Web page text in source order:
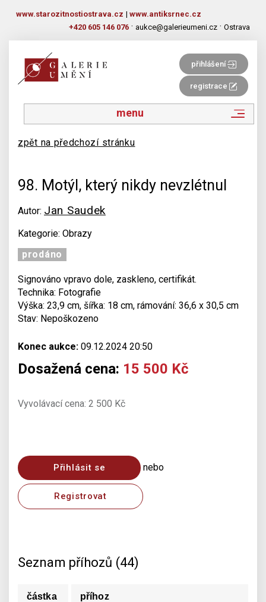
www.starozitnostiostrava.cz | www.antiksrnec.cz
+420 605 146 076 · aukce@galerieumeni.cz · Ostrava
přihlášení
registrace
menu
zpět na předchozí stránku
98. Motýl, který nikdy nevzlétnul
Autor: Jan Saudek
Kategorie: Obrazy
prodáno
Signováno vpravo dole, zaskleno, certifikát.
Technika: Fotografie
Výška: 23,9 cm, šířka: 18 cm, rámování: 36,6 x 30,5 cm
Stav: Nepoškozeno
Konec aukce: 09.12.2024 20:50
Dosažená cena: 15 500 Kč
Vyvolávací cena: 2 500 Kč
Přihlásit se nebo
Registrovat
Seznam příhozů (44)
částka příhoz